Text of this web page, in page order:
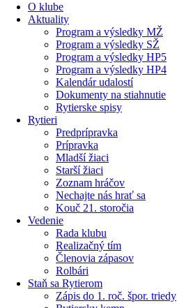
O klube
Aktuality
Program a výsledky MŽ
Program a výsledky SŽ
Program a výsledky HP5
Program a výsledky HP4
Kalendár udalostí
Dokumenty na stiahnutie
Rytierske spisy
Rytieri
Predprípravka
Prípravka
Mladší žiaci
Starší žiaci
Zoznam hráčov
Nechajte nás hrať sa
Kouč 21. storočia
Vedenie
Rada klubu
Realizačný tím
Členovia zápasov
Rolbári
Staň sa Rytierom
Zápis do 1. roč. špor. triedy